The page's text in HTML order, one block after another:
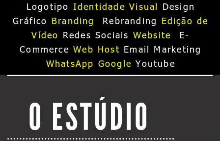
Logotipo Identidade Visual Design
Gráfico Branding Rebranding Edição de
Vídeo Redes Sociais Website
E-
Commerce Web Host Email Marketing
WhatsApp Google Youtube
O ESTÚDIO